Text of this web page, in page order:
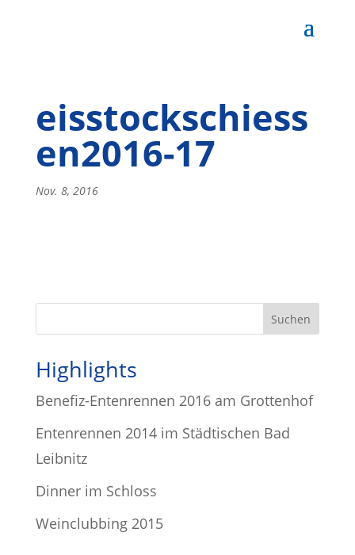
eisstockschiess
en2016-17
Nov. 8, 2016
Highlights
Benefiz-Entenrennen 2016 am Grottenhof
Entenrennen 2014 im Städtischen Bad
Leibnitz
Dinner im Schloss
Weinclubbing 2015